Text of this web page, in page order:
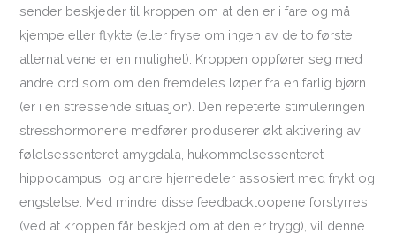
sender beskjeder til kroppen om at den er i fare og må
kjempe eller flykte (eller fryse om ingen av de to første
alternativene er en mulighet). Kroppen oppfører seg med
andre ord som om den fremdeles løper fra en farlig bjørn
(er i en stressende situasjon). Den repeterte stimuleringen
stresshormonene medfører produserer økt aktivering av
følelsessenteret amygdala, hukommelsessenteret
hippocampus, og andre hjernedeler assosiert med frykt og
engstelse. Med mindre disse feedbackloopene forstyrres
(ved at kroppen får beskjed om at den er trygg), vil denne